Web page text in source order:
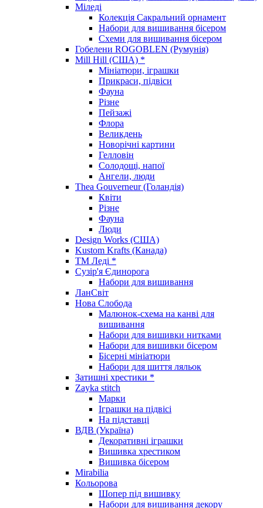
Міледі
Колекція Сакральний орнамент
Набори для вишивання бісером
Схеми для вишивання бісером
Гобелени ROGOBLEN (Румунія)
Mill Hill (США) *
Мініатюри, іграшки
Прикраси, підвіси
Фауна
Різне
Пейзажі
Флора
Великдень
Новорічні картини
Гелловін
Солодощі, напої
Ангели, люди
Thea Gouverneur (Голандія)
Квіти
Різне
Фауна
Люди
Design Works (США)
Kustom Krafts (Канада)
ТМ Леді *
Сузір'я Єдинорога
Набори для вишивання
ЛанСвіт
Нова Слобода
Малюнок-схема на канві для
вишивання
Набори для вишивки нитками
Набори для вишивки бісером
Бісерні мініатюри
Набори для шиття ляльок
Затишні хрестики *
Zayka stitch
Марки
Іграшки на підвісі
На підставці
ВДВ (Україна)
Декоративні іграшки
Вишивка хрестиком
Вишивка бісером
Mirabilia
Кольорова
Шопер під вишивку
Набори для вишивання декору